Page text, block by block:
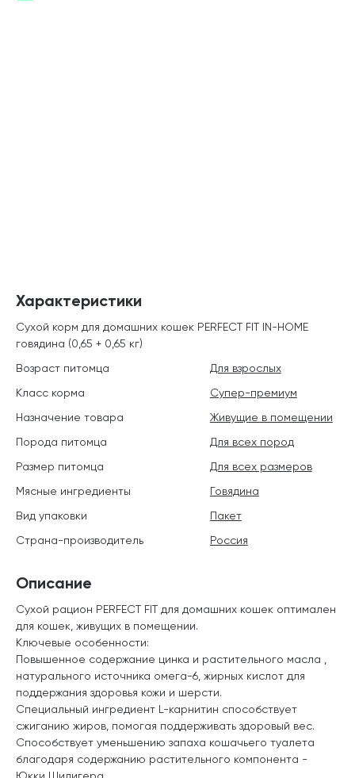
Описание
Сухой рацион PERFECT FIT для домашних кошек оптимален
для кошек, живущих в помещении.
Ключевые особенности:
Повышенное содержание цинка и растительного масла ,
натурального источника омега-6, жирных кислот для
поддержания здоровья кожи и шерсти.
Специальный ингредиент L-карнитин способствует
сжиганию жиров, помогая поддерживать здоровый вес.
Способствует уменьшению запаха кошачьего туалета
благодаря содержанию растительного компонента -
Юкки Шидигера.
Характеристики
Сухой корм для домашних кошек PERFECT FIT IN-HOME
говядина (0,65 + 0,65 кг)
Возраст питомца
Для взрослых
Класс корма
Супер-премиум
Назначение товара
Живущие в помещении
Порода питомца
Для всех пород
Размер питомца
Для всех размеров
Мясные ингредиенты
Говядина
Вид упаковки
Пакет
Страна-производитель
Россия